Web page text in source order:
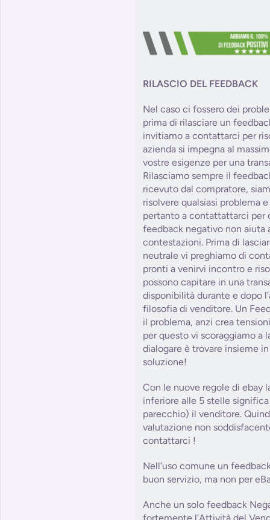
RILASCIO DEL FEEDBACK
Nel caso ci fossero dei
prima di rilasciare un
invitiamo a contattarci per
azienda si impegna al
vostre esigenze per una
Rilasciamo sempre il
ricevuto dal compratore,
risolvere qualsiasi problema
pertanto a contattattarci per
feedback negativo non aiuta
contestazioni. Prima di
neutrale vi preghiamo di
pronti a venirvi incontro e
possono capitare in una
disponibilità durante e dopo
filosofia di venditore. Un
il problema, anzi crea
per questo vi scoraggiamo a
dialogare è trovare insieme
soluzione!
Con le nuove regole di ebay
inferiore alle 5 stelle
parecchio) il venditore.
valutazione non
contattarci !
Nell’uso comune un
buon servizio, ma non per
Anche un solo feedback